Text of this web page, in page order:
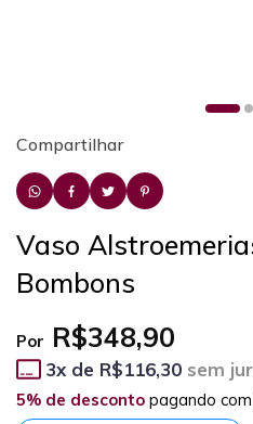
Compartilhar
Vaso
Bombons
Por R$348,90
3x de R$116,30 sem
5% de desconto pagando